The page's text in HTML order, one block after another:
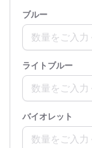
ブルー
ライトブルー
バイオレット